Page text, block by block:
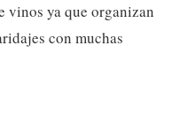
vinos ya que organizan
con muchas